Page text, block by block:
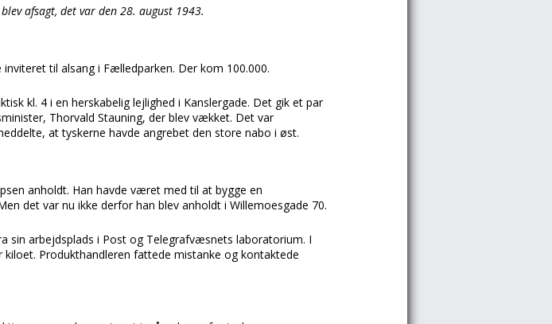
afsagt, det var den 28. august 1943.
til alsang i Fælledparken. Der kom 100.000.
kl. 4 i en herskabelig lejlighed i Kanslergade. Det gik et par
Thorvald Stauning, der blev vækket. Det var
at tyskerne havde angrebet den store nabo i øst.
anholdt. Han havde været med til at bygge en
det var nu ikke derfor han blev anholdt i Willemoesgade 70.
sin arbejdsplads i Post og Telegrafvæsnets laboratorium. I
Produkthandleren fattede mistanke og kontaktede